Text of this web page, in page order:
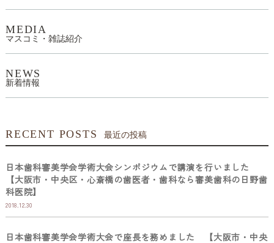
MEDIA
マスコミ・雑誌紹介
NEWS
新着情報
RECENT POSTS 最近の投稿
日本歯科審美学会学術大会シンポジウムで講演を行いました
【大阪市・中央区・心斎橋の歯医者・歯科なら審美歯科の日野歯
科医院】
2018.12.30
日本歯科審美学会学術大会で座長を務めました 【大阪市・中央